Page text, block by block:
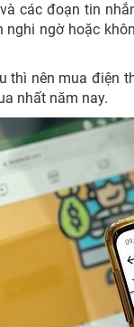
các đoạn tin
ngờ hoặc
thì nên mua điện
nhất năm nay.